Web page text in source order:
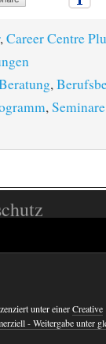
,Career Centre
,
,Seminare
unter einerCreative
- Weitergabe unter